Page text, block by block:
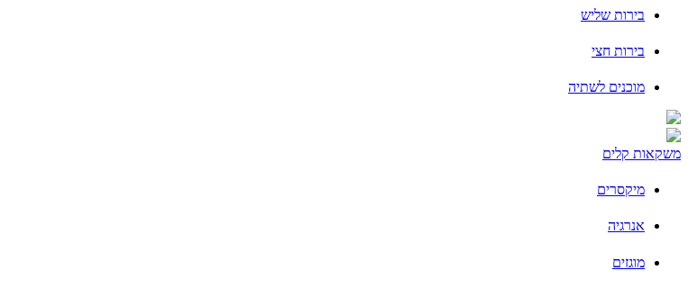
בירות שליש
בירות חצי
מוכנים לשתיה
משקאות קלים
מיקסרים
אנרגיה
מוגזים